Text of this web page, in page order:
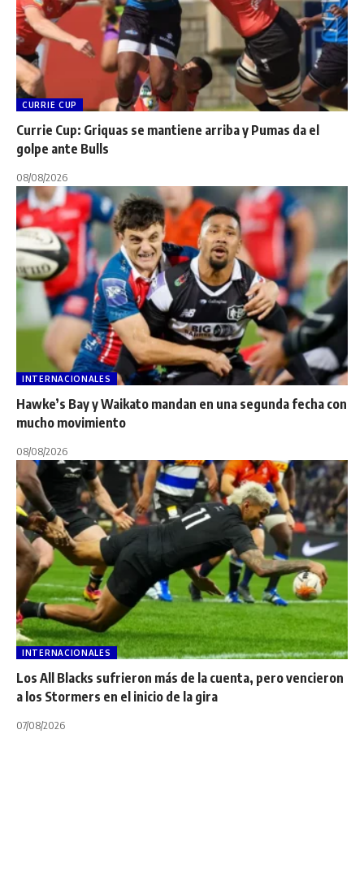
CURRIE CUP
Currie Cup: Griquas se mantiene arriba y Pumas da el
golpe ante Bulls
08/08/2026
INTERNACIONALES
Hawke’s Bay y Waikato mandan en una segunda fecha con
mucho movimiento
08/08/2026
INTERNACIONALES
Los All Blacks sufrieron más de la cuenta, pero vencieron
a los Stormers en el inicio de la gira
07/08/2026